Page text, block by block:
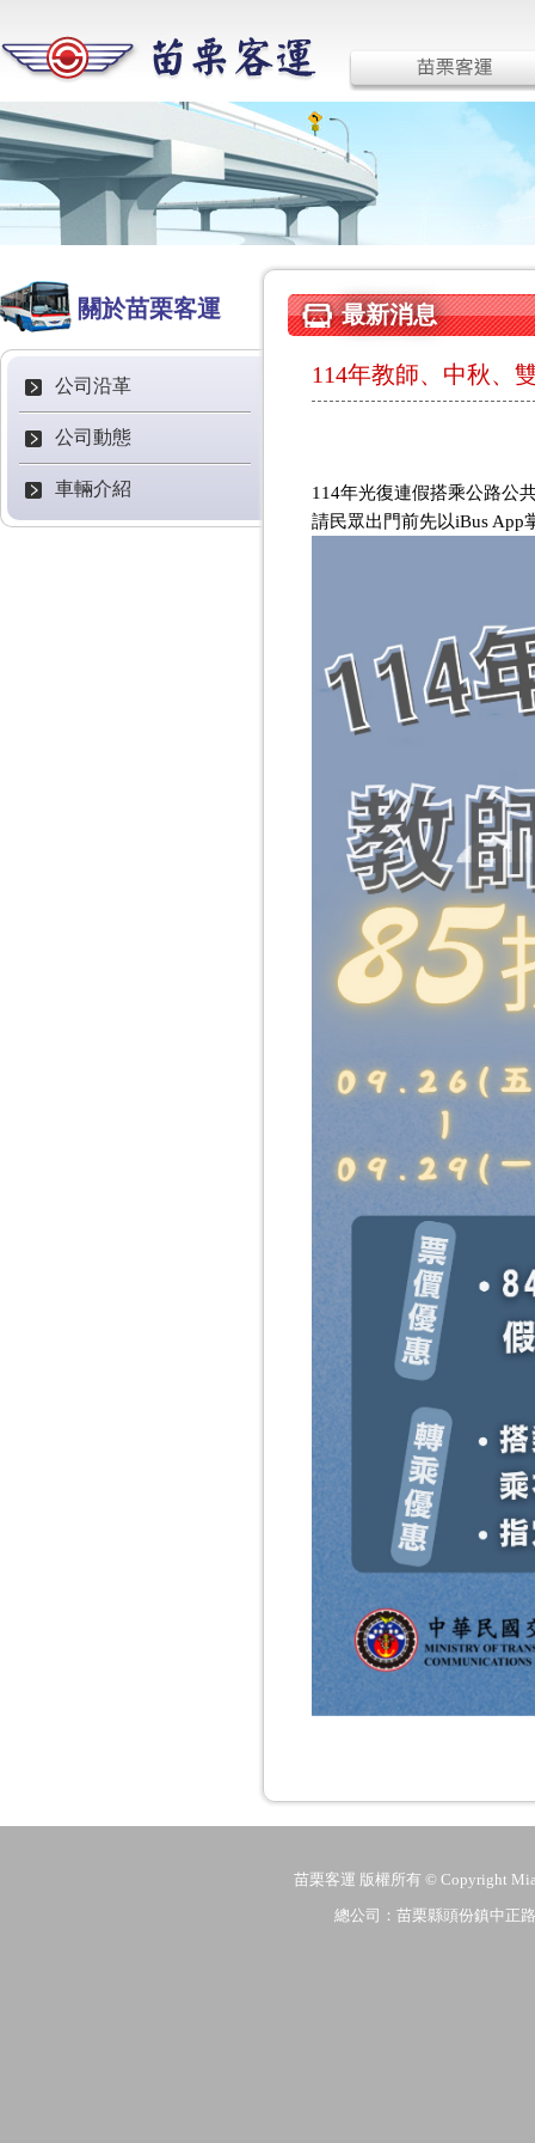
關於苗栗客運
公司沿革
公司動態
車輛介紹
最新消息
114年教師、中秋、
114年光復連假搭乘公路公
請民眾出門前先以iBus App
苗栗客運 版權所有 © Copyright
總公司：苗栗縣頭份鎮中正